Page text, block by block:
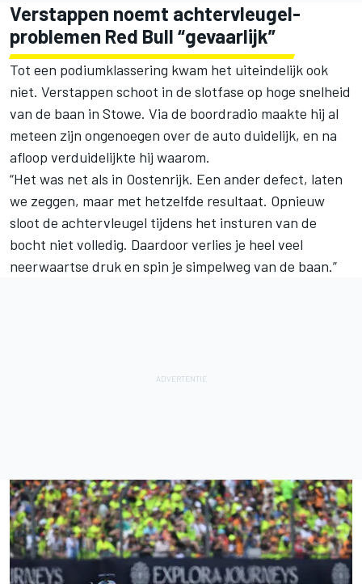
Verstappen noemt achtervleugel-
problemen Red Bull “gevaarlijk”
Tot een podiumklassering kwam het uiteindelijk ook
niet. Verstappen schoot in de slotfase op hoge snelheid
van de baan in Stowe. Via de boordradio maakte hij al
meteen zijn ongenoegen over de auto duidelijk, en na
afloop verduidelijkte hij waarom.
“Het was net als in Oostenrijk. Een ander defect, laten
we zeggen, maar met hetzelfde resultaat. Opnieuw
sloot de achtervleugel tijdens het insturen van de
bocht niet volledig. Daardoor verlies je heel veel
neerwaartse druk en spin je simpelweg van de baan.”